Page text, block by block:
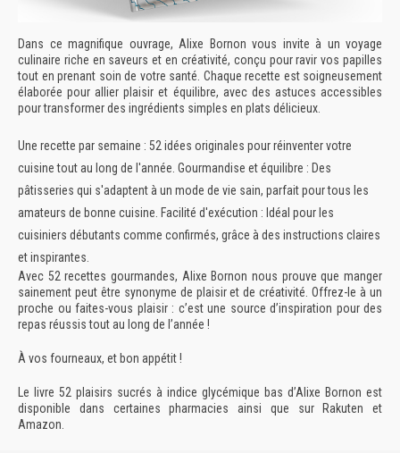
Dans ce magnifique ouvrage, Alixe Bornon vous invite à un voyage
culinaire riche en saveurs et en créativité, conçu pour ravir vos papilles
tout en prenant soin de votre santé. Chaque recette est soigneusement
élaborée pour allier plaisir et équilibre, avec des astuces accessibles
pour transformer des ingrédients simples en plats délicieux.
Une recette par semaine : 52 idées originales pour réinventer votre
cuisine tout au long de l'année. Gourmandise et équilibre : Des
pâtisseries qui s'adaptent à un mode de vie sain, parfait pour tous les
amateurs de bonne cuisine. Facilité d'exécution : Idéal pour les
cuisiniers débutants comme confirmés, grâce à des instructions claires
et inspirantes.
Avec 52 recettes gourmandes, Alixe Bornon nous prouve que manger
sainement peut être synonyme de plaisir et de créativité. Offrez-le à un
proche ou faites-vous plaisir : c’est une source d’inspiration pour des
repas réussis tout au long de l’année !
À vos fourneaux, et bon appétit !
Le livre 52 plaisirs sucrés à indice glycémique bas d’Alixe Bornon est
disponible dans certaines pharmacies ainsi que sur
Rakuten et
Amazon.